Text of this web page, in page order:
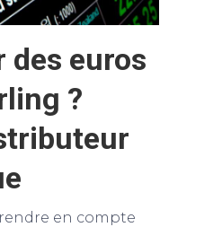
des euros
?
en compte